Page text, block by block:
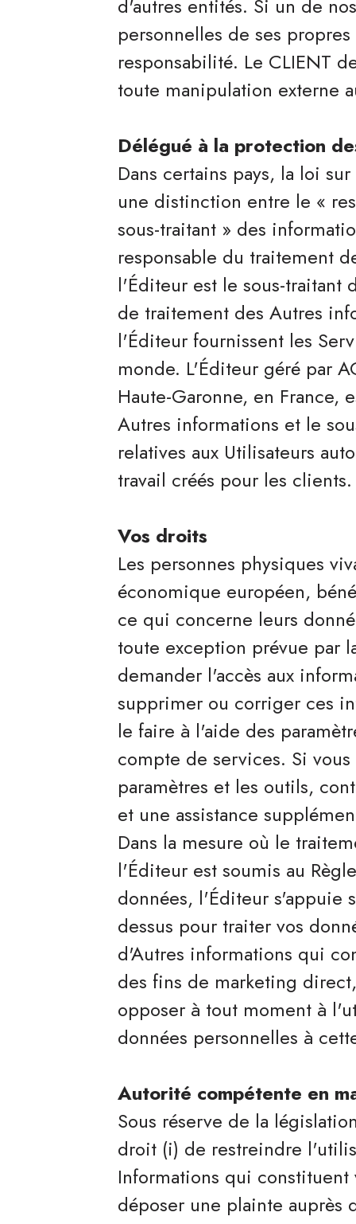
d'autres entités. Si un de
personnelles de ses
responsabilité. Le CLIENT
toute manipulation externe
Délégué à la protection
Dans certains pays, la loi
une distinction entre le «
sous-traitant » des
responsable du traitement
l'Éditeur est le sous-traitant
de traitement des Autres
l'Éditeur fournissent les
monde. L'Éditeur géré par
Haute-Garonne, en France,
Autres informations et le
relatives aux Utilisateurs
travail créés pour les clients.
Vos droits
Les personnes physiques
économique européen,
ce qui concerne leurs
toute exception prévue par
demander l'accès aux
supprimer ou corriger ces
le faire à l'aide des
compte de services. Si
paramètres et les outils,
et une assistance
Dans la mesure où le
l'Éditeur est soumis au
données, l'Éditeur s'appuie
dessus pour traiter vos
d'Autres informations qui
des fins de marketing
opposer à tout moment à
données personnelles à
Autorité compétente en
Sous réserve de la
droit (i) de restreindre
Informations qui
déposer une plainte